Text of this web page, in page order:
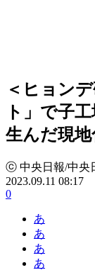
＜ヒョン
ト」で子
生んだ現地
ⓒ 中央日報/中央
2023.09.11 08:17
0
あ
あ
あ
あ